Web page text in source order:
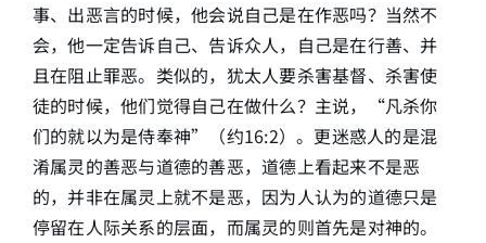
事、出恶言的时候，他会说自己是在作恶吗？当然不
会，他一定告诉自己、告诉众人，自己是在行善、并
且在阻止罪恶。类似的，犹太人要杀害基督、杀害使
徒的时候，他们觉得自己在做什么？主说，“凡杀你
们的就以为是侍奉神”（约16:2）。更迷惑人的是混
淆属灵的善恶与道德的善恶，道德上看起来不是恶
的，并非在属灵上就不是恶，因为人认为的道德只是
停留在人际关系的层面，而属灵的则首先是对神的。